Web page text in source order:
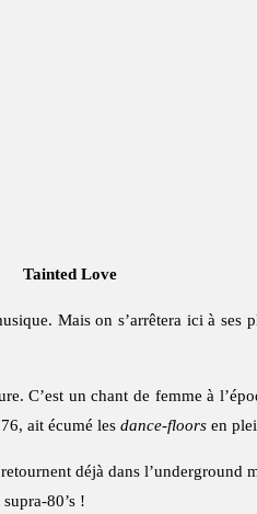
Tainted Love
Mais on s’arrêtera ici à ses
C’est un chant de femme à
ait écumé les dance-floors en
déjà dans l’underground
80’s !